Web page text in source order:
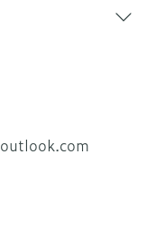
outlook.com